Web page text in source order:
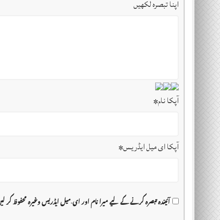
اپنا تبصرہ لکھیں
آپکا نام*
آپکا ای میل ایڈریس*
آئیندہ تبصرہ کرنے کے لیے میرا نام اور ای-میل ایڈریس وغیرہ محفوظ کر